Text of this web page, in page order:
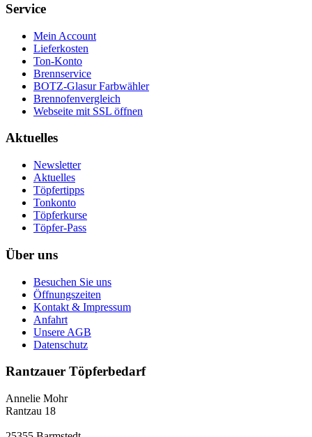
Service
Mein Account
Lieferkosten
Ton-Konto
Brennservice
BOTZ-Glasur Farbwähler
Brennofenvergleich
Webseite mit SSL öffnen
Aktuelles
Newsletter
Aktuelles
Töpfertipps
Tonkonto
Töpferkurse
Töpfer-Pass
Über uns
Besuchen Sie uns
Öffnungszeiten
Kontakt & Impressum
Anfahrt
Unsere AGB
Datenschutz
Rantzauer Töpferbedarf
Annelie Mohr
Rantzau 18